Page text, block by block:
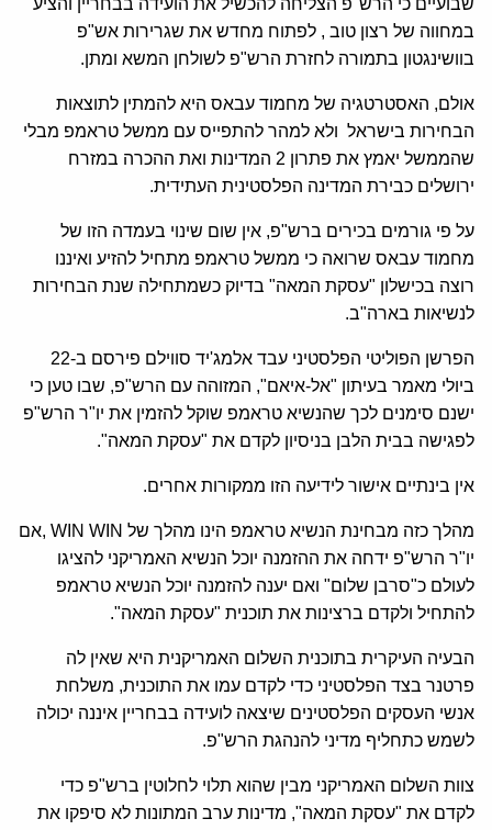
שבועיים כי הרש"פ הצליחה להכשיל את הועידה בבחריין והציע
במחווה של רצון טוב , לפתוח מחדש את שגרירות אש"פ
בוושינגטון בתמורה לחזרת הרש"פ לשולחן המשא ומתן.
אולם, האסטרטגיה של מחמוד עבאס היא להמתין לתוצאות
הבחירות בישראל ולא למהר להתפייס עם ממשל טראמפ מבלי
שהממשל יאמץ את פתרון 2 המדינות ואת ההכרה במזרח
ירושלים כבירת המדינה הפלסטינית העתידית.
על פי גורמים בכירים ברש"פ, אין שום שינוי בעמדה הזו של
מחמוד עבאס שרואה כי ממשל טראמפ מתחיל להזיע ואיננו
רוצה בכישלון "עסקת המאה" בדיוק כשמתחילה שנת הבחירות
לנשיאות בארה"ב.
הפרשן הפוליטי הפלסטיני עבד אלמג'יד סווילם פירסם ב-22
ביולי מאמר בעיתון "אל-איאם", המזוהה עם הרש"פ, שבו טען כי
ישנם סימנים לכך שהנשיא טראמפ שוקל להזמין את יו"ר הרש"פ
לפגישה בבית הלבן בניסיון לקדם את "עסקת המאה".
אין בינתיים אישור לידיעה הזו ממקורות אחרים.
מהלך כזה מבחינת הנשיא טראמפ הינו מהלך של WIN WIN ,אם
יו"ר הרש"פ ידחה את ההזמנה יוכל הנשיא האמריקני להציגו
לעולם כ"סרבן שלום" ואם יענה להזמנה יוכל הנשיא טראמפ
להתחיל ולקדם ברצינות את תוכנית "עסקת המאה".
הבעיה העיקרית בתוכנית השלום האמריקנית היא שאין לה
פרטנר בצד הפלסטיני כדי לקדם עמו את התוכנית, משלחת
אנשי העסקים הפלסטינים שיצאה לועידה בבחריין איננה יכולה
לשמש כתחליף מדיני להנהגת הרש"פ.
צוות השלום האמריקני מבין שהוא תלוי לחלוטין ברש"פ כדי
לקדם את "עסקת המאה", מדינות ערב המתונות לא סיפקו את